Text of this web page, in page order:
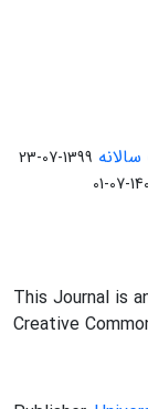
1399-07-23
This Journal is
Creative